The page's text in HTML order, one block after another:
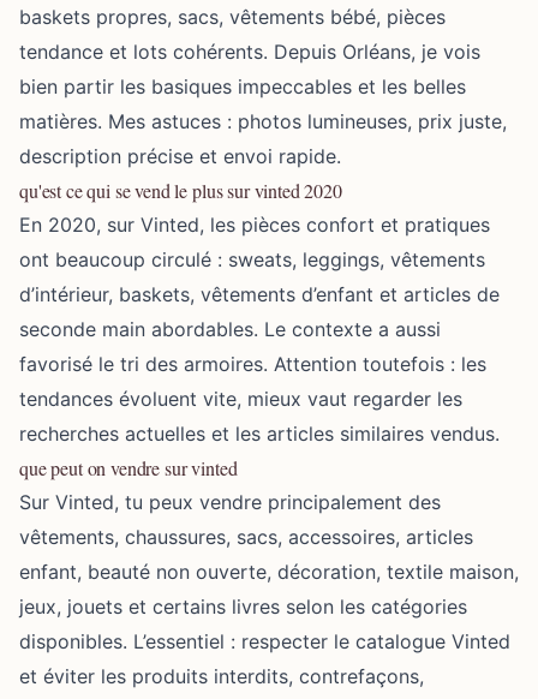
baskets propres, sacs, vêtements bébé, pièces
tendance et lots cohérents. Depuis Orléans, je vois
bien partir les basiques impeccables et les belles
matières. Mes astuces : photos lumineuses, prix juste,
description précise et envoi rapide.
qu'est ce qui se vend le plus sur vinted 2020
En 2020, sur Vinted, les pièces confort et pratiques
ont beaucoup circulé : sweats, leggings, vêtements
d’intérieur, baskets, vêtements d’enfant et articles de
seconde main abordables. Le contexte a aussi
favorisé le tri des armoires. Attention toutefois : les
tendances évoluent vite, mieux vaut regarder les
recherches actuelles et les articles similaires vendus.
que peut on vendre sur vinted
Sur Vinted, tu peux vendre principalement des
vêtements, chaussures, sacs, accessoires, articles
enfant, beauté non ouverte, décoration, textile maison,
jeux, jouets et certains livres selon les catégories
disponibles. L’essentiel : respecter le catalogue Vinted
et éviter les produits interdits, contrefaçons,